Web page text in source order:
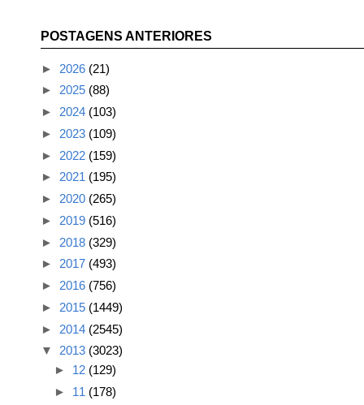
POSTAGENS ANTERIORES
► 2026 (21)
► 2025 (88)
► 2024 (103)
► 2023 (109)
► 2022 (159)
► 2021 (195)
► 2020 (265)
► 2019 (516)
► 2018 (329)
► 2017 (493)
► 2016 (756)
► 2015 (1449)
► 2014 (2545)
▼ 2013 (3023)
► 12 (129)
► 11 (178)